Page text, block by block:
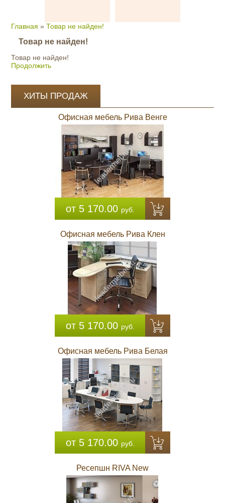
Главная » Товар не найден!
Товар не найден!
Товар не найден!
Продолжить
ХИТЫ ПРОДАЖ
Офисная мебель Рива Венге
от 5 170.00 руб.
Офисная мебель Рива Клен
от 5 170.00 руб.
Офисная мебель Рива Белая
от 5 170.00 руб.
Ресепшн RIVA New